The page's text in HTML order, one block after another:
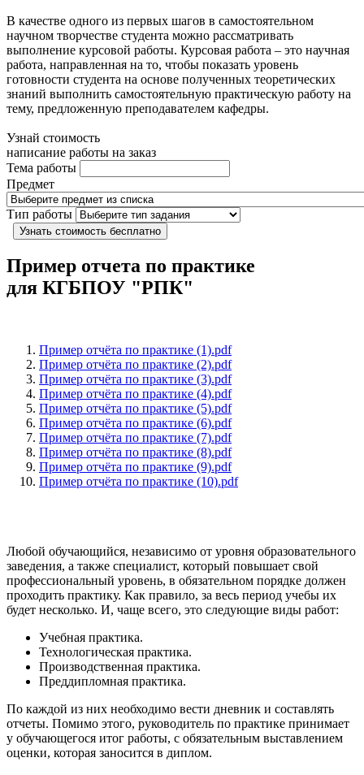
В качестве одного из первых шагов в самостоятельном
научном творчестве студента можно рассматривать
выполнение курсовой работы. Курсовая работа – это научная
работа, направленная на то, чтобы показать уровень
готовности студента на основе полученных теоретических
знаний выполнить самостоятельную практическую работу на
тему, предложенную преподавателем кафедры.
Узнай стоимость
написание работы на заказ
Тема работы
Предмет
Тип работы
Узнать стоимость бесплатно
Пример отчета по практике
для КГБПОУ "РПК"
Пример отчёта по практике (1).pdf
Пример отчёта по практике (2).pdf
Пример отчёта по практике (3).pdf
Пример отчёта по практике (4).pdf
Пример отчёта по практике (5).pdf
Пример отчёта по практике (6).pdf
Пример отчёта по практике (7).pdf
Пример отчёта по практике (8).pdf
Пример отчёта по практике (9).pdf
Пример отчёта по практике (10).pdf
Любой обучающийся, независимо от уровня образовательного
заведения, а также специалист, который повышает свой
профессиональный уровень, в обязательном порядке должен
проходить практику. Как правило, за весь период учебы их
будет несколько. И, чаще всего, это следующие виды работ:
Учебная практика.
Технологическая практика.
Производственная практика.
Преддипломная практика.
По каждой из них необходимо вести дневник и составлять
отчеты. Помимо этого, руководитель по практике принимает
у обучающегося итог работы, с обязательным выставлением
оценки, которая заносится в диплом.